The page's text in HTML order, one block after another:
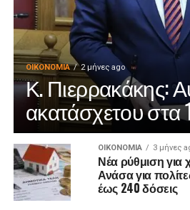
ΟΙΚΟΝΟΜΊΑ 2 μήνες ago
Κ. Πιερρακάκης:
ακατάσχετου στα
ΟΙΚΟΝΟΜΊΑ 3 μήνες
Νέα ρύθμιση για
Ανάσα για
έως 240 δόσεις